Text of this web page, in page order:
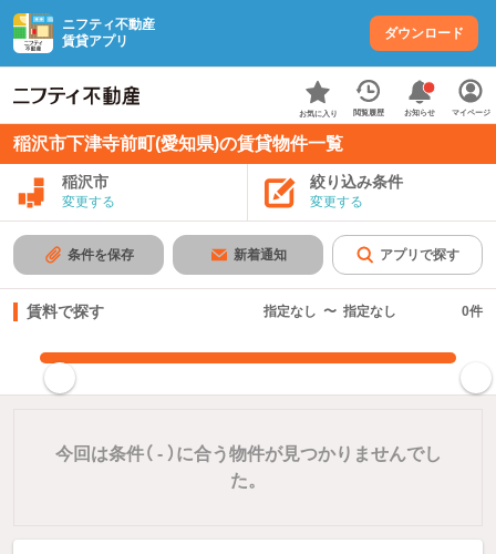
ニフティ不動産
賃貸アプリ
ダウンロード
お気に入り 閲覧履歴 お知らせ マイページ
稲沢市下津寺前町(愛知県)の賃貸物件一覧
稲沢市
変更する
絞り込み条件
変更する
条件を保存 新着通知 アプリで探す
賃料で探す 指定なし 〜 指定なし 0件
今回は条件（ -）に合う物件が見つかりませんでし
た。